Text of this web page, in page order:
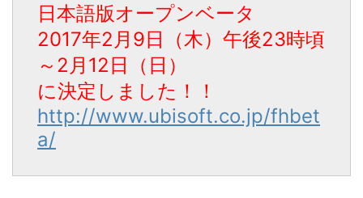
日本語版オープンベータ
2017年2月9日（木）午後23時頃
～2月12日（日）
に決定しました！！
http://www.ubisoft.co.jp/fhbet
a/